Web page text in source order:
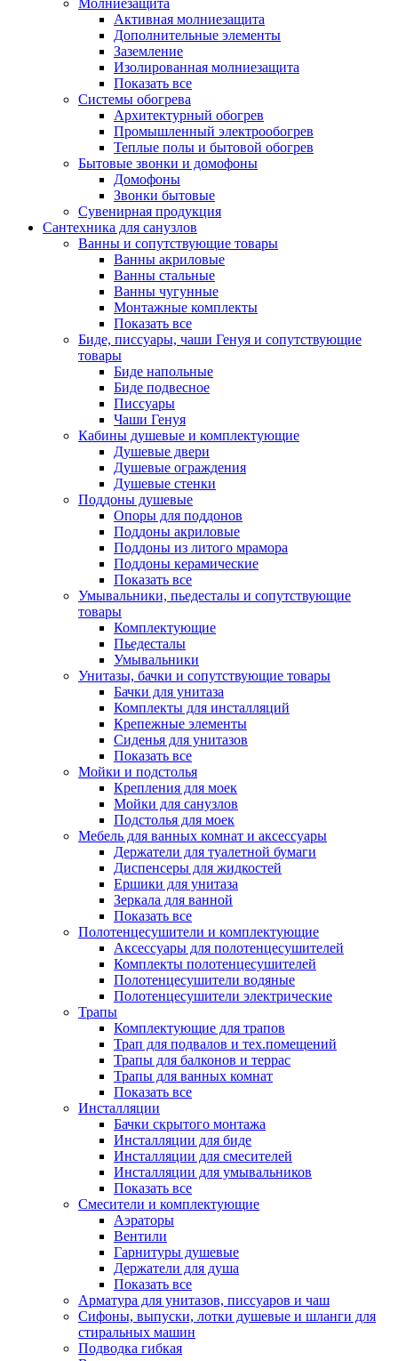
Молниезащита
Активная молниезащита
Дополнительные элементы
Заземление
Изолированная молниезащита
Показать все
Системы обогрева
Архитектурный обогрев
Промышленный электрообогрев
Теплые полы и бытовой обогрев
Бытовые звонки и домофоны
Домофоны
Звонки бытовые
Сувенирная продукция
Сантехника для санузлов
Ванны и сопутствующие товары
Ванны акриловые
Ванны стальные
Ванны чугунные
Монтажные комплекты
Показать все
Биде, писсуары, чаши Генуя и сопутствующие
товары
Биде напольные
Биде подвесное
Писсуары
Чаши Генуя
Кабины душевые и комплектующие
Душевые двери
Душевые ограждения
Душевые стенки
Поддоны душевые
Опоры для поддонов
Поддоны акриловые
Поддоны из литого мрамора
Поддоны керамические
Показать все
Умывальники, пьедесталы и сопутствующие
товары
Комплектующие
Пьедесталы
Умывальники
Унитазы, бачки и сопутствующие товары
Бачки для унитаза
Комплекты для инсталляций
Крепежные элементы
Сиденья для унитазов
Показать все
Мойки и подстолья
Крепления для моек
Мойки для санузлов
Подстолья для моек
Мебель для ванных комнат и аксессуары
Держатели для туалетной бумаги
Диспенсеры для жидкостей
Ершики для унитаза
Зеркала для ванной
Показать все
Полотенцесушители и комплектующие
Аксессуары для полотенцесушителей
Комплекты полотенцесушителей
Полотенцесушители водяные
Полотенцесушители электрические
Трапы
Комплектующие для трапов
Трап для подвалов и тех.помещений
Трапы для балконов и террас
Трапы для ванных комнат
Показать все
Инсталляции
Бачки скрытого монтажа
Инсталляции для биде
Инсталляции для смесителей
Инсталляции для умывальников
Показать все
Смесители и комплектующие
Аэраторы
Вентили
Гарнитуры душевые
Держатели для душа
Показать все
Арматура для унитазов, писсуаров и чаш
Сифоны, выпуски, лотки душевые и шланги для
стиральных машин
Подводка гибкая